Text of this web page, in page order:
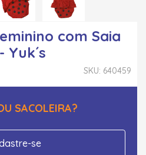
com Saia
Yuk´s
SKU: 640459
SACOLEIRA?
se